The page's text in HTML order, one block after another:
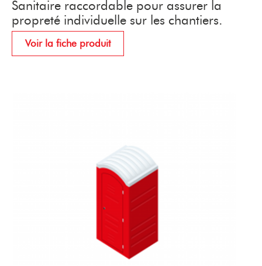
Sanitaire raccordable pour assurer la
propreté individuelle sur les chantiers.
Voir la fiche produit